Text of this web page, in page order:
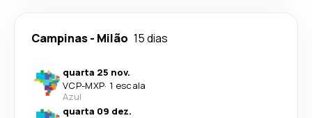
Campinas- Milão 15 dias
quarta 25 nov.
VCP-MXP· 1 escala
Azul
quarta 09 dez.